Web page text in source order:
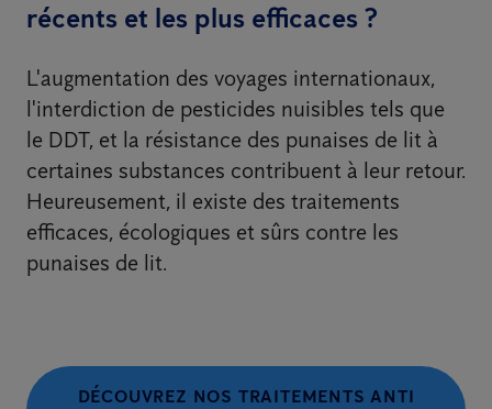
récents et les plus efficaces ?
L'augmentation des voyages internationaux,
l'interdiction de pesticides nuisibles tels que
le DDT, et la résistance des punaises de lit à
certaines substances contribuent à leur retour.
Heureusement, il existe des traitements
efficaces, écologiques et sûrs contre les
punaises de lit.
DÉCOUVREZ NOS TRAITEMENTS ANTI